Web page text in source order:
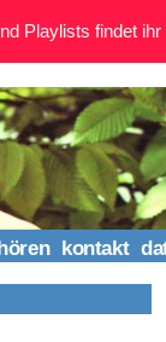
kontakt
Playlists findet ihr